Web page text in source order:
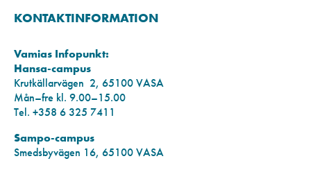
KONTAKTINFORMATION
Vamias Infopunkt:
Hansa-campus
Krutkällarvägen 2, 65100 VASA
Mån–fre kl. 9.00–15.00
Tel. +358 6 325 7411
Sampo-campus
Smedsbyvägen 16, 65100 VASA